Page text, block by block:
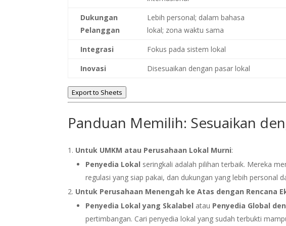
Dukungan
Pelanggan
Lebih personal; dalam bahasa
lokal; zona waktu sama
Integrasi Fokus pada sistem lokal
Inovasi
Disesuaikan dengan pasar lokal
Export to Sheets
Panduan Memilih: Sesuaikan
Untuk UMKM atau Perusahaan Lokal Murni:
Penyedia Lokal seringkali adalah pilihan terbaik. Mereka
regulasi yang siap pakai, dan dukungan yang lebih personal
Untuk Perusahaan Menengah ke Atas dengan Rencana
Penyedia Lokal yang Skalabel atau Penyedia Global
pertimbangan. Cari penyedia lokal yang sudah terbukti